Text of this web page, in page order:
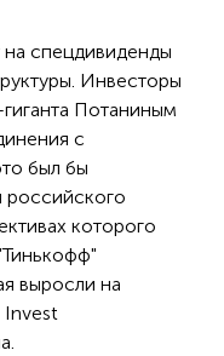
спецдивиденды
Инвесторы
Потаниным
с
был бы
российского
которого
выросли на
Invest